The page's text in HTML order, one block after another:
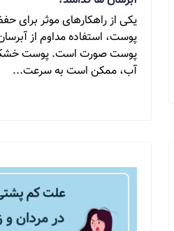
یکی از راهکارهای موثر برای
پوست، استفاده مداوم از
پوست صورت است. پوست خشک
آب، ممکن است به سرعت...